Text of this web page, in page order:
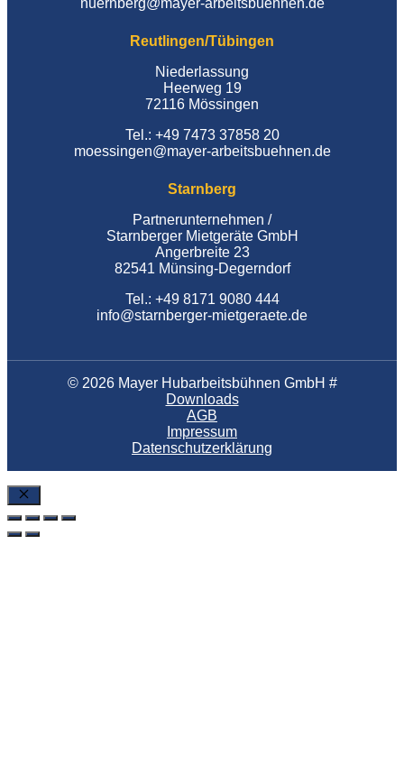
Reutlingen/Tübingen
Niederlassung
Heerweg 19
72116 Mössingen
Tel.: +49 7473 37858 20
moessingen@mayer-arbeitsbuehnen.de
Starnberg
Partnerunternehmen /
Starnberger Mietgeräte GmbH
Angerbreite 23
82541 Münsing-Degerndorf
Tel.: +49 8171 9080 444
info@starnberger-mietgeraete.de
© 2026 Mayer Hubarbeitsbühnen GmbH #
Downloads
AGB
Impressum
Datenschutzerklärung
SchlieÃŸen